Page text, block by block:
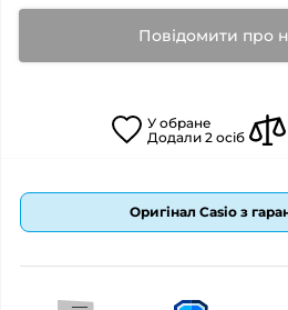
Повідомити про
У обране
Додали 2 осіб
Оригінал Casio з